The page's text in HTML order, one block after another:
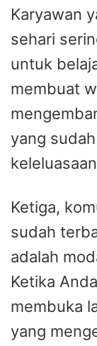
Karyawan
sehari
untuk
membuat
yang
Ketiga,
sudah
adalah
Ketika
membuka
yang